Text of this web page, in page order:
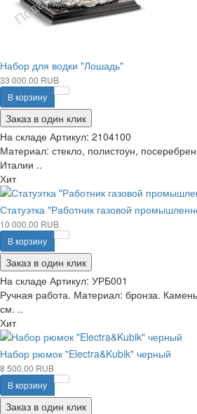
Набор для водки "Лошадь"
33 000.00 RUB
В корзину
Заказ в один клик
На складе Артикул: 2104100
Материал: стекло, полистоун,
Италии ..
Хит
Статуэтка "Работник газовой
10 000.00 RUB
В корзину
Заказ в один клик
На складе Артикул: УРБ001
Ручная работа. Материал: бронза.
см. ..
Хит
Набор рюмок "Electra&Kubik" черный
8 500.00 RUB
В корзину
Заказ в один клик